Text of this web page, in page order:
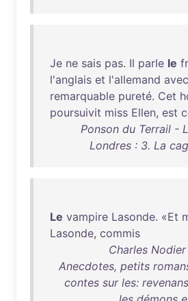
Je ne sais pas. Il parle le
l'anglais et l'allemand avec
remarquable pureté. Cet
poursuivit miss Ellen, est
Ponson du Terrail -
Londres : 3. La
Le vampire Lasonde. «Et
Lasonde, commis
Charles
Anecdotes, petits
contes sur les: